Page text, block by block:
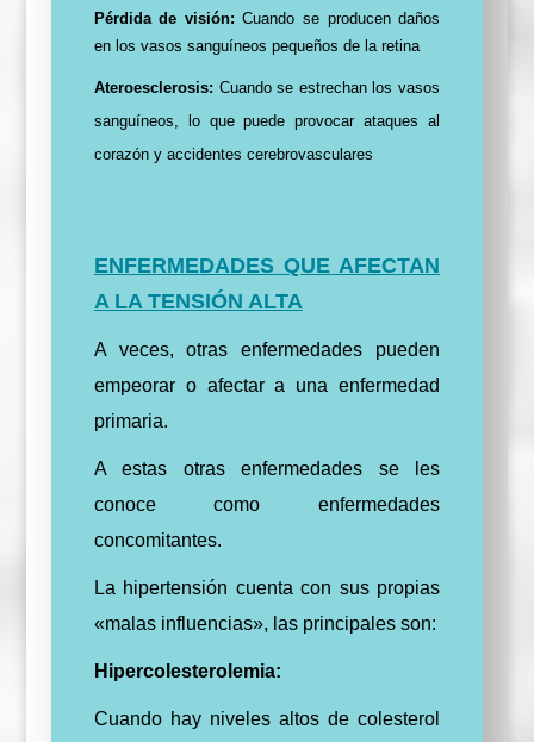
Pérdida de visión: Cuando se producen daños
en los vasos sanguíneos pequeños de la retina
Ateroesclerosis: Cuando se estrechan los vasos
sanguíneos, lo que puede provocar ataques al
corazón y accidentes cerebrovasculares
ENFERMEDADES QUE AFECTAN
A LA TENSIÓN ALTA
A veces, otras enfermedades pueden
empeorar o afectar a una enfermedad
primaria.
A estas otras enfermedades se les
conoce como enfermedades
concomitantes.
La hipertensión cuenta con sus propias
«malas influencias», las principales son:
Hipercolesterolemia:
Cuando hay niveles altos de colesterol